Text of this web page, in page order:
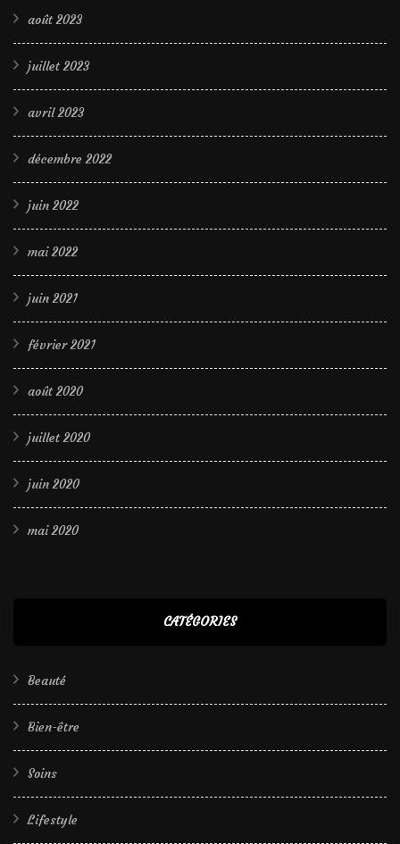
août 2023
juillet 2023
avril 2023
décembre 2022
juin 2022
mai 2022
juin 2021
février 2021
août 2020
juillet 2020
juin 2020
mai 2020
CATÉGORIES
Beauté
Bien-être
Soins
Lifestyle